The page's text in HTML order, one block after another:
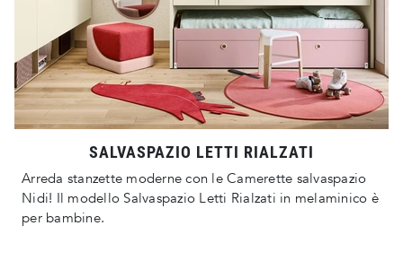
SALVASPAZIO LETTI RIALZATI
Arreda stanzette moderne con le Camerette salvaspazio
Nidi! Il modello Salvaspazio Letti Rialzati in melaminico è
per bambine.